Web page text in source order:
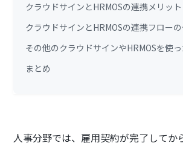
クラウドサインとHRMOSの連携メリッ
クラウドサインとHRMOSの連携フロー
その他のクラウドサインやHRMOSを使
まとめ
人事分野では、雇用契約が完了してか